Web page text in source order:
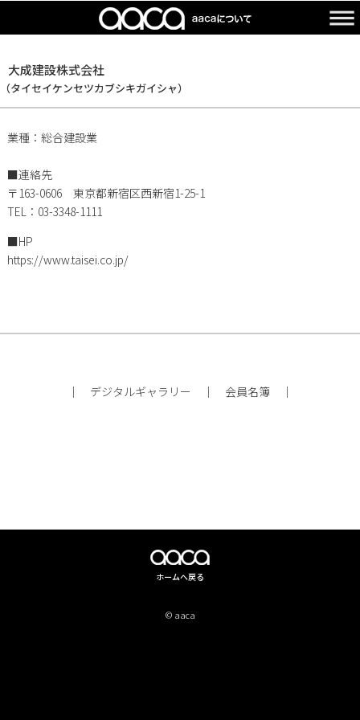
大成建設株式会社
（タイセイケンセツカブシキガイシャ）
業種：総合建設業
■連絡先
〒163-0606 東京都新宿区西新宿1-25-1
TEL：03-3348-1111
■HP
https://www.taisei.co.jp/
｜ デジタルギャラリー ｜ 会員名簿 ｜
ホームへ戻る
© aaca